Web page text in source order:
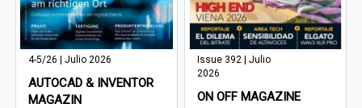
4-5/26 | Julio 2026
AUTOCAD & INVENTOR
MAGAZIN
Issue 392 | Julio
2026
ON OFF MAGAZINE